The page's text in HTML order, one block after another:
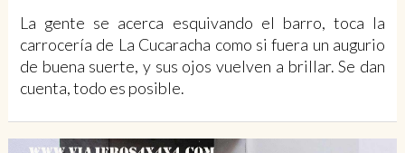
La gente se acerca esquivando el barro, toca la
carrocería de La Cucaracha como si fuera un augurio
de buena suerte, y sus ojos vuelven a brillar. Se dan
cuenta, todo es posible.